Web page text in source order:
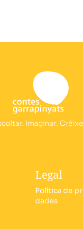
Imaginar.
Legal
Política de
dades